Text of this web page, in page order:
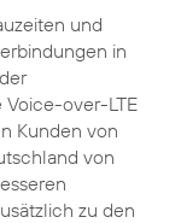
und
in
over-LTE
Kunden von
von
zu den